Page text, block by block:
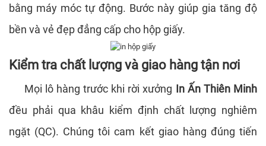
bằng máy móc tự động. Bước này giúp gia tăng độ
bền và vẻ đẹp đẳng cấp cho hộp giấy.
Kiểm tra chất lượng và giao hàng tận nơi
Mọi lô hàng trước khi rời xưởng In Ấn Thiên Minh
đều phải qua khâu kiểm định chất lượng nghiêm
ngặt (QC). Chúng tôi cam kết giao hàng đúng tiến